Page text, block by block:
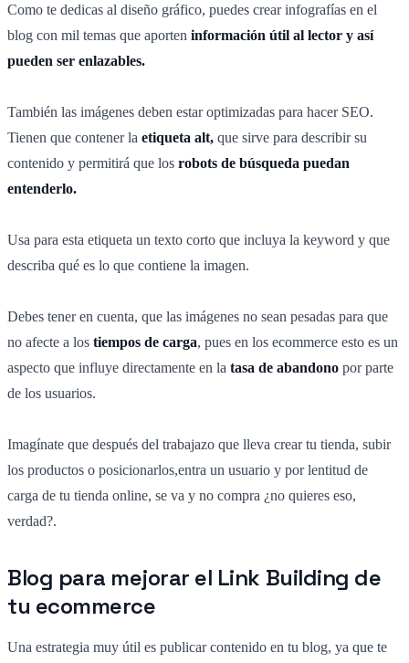
Como te dedicas al diseño gráfico, puedes crear infografías en el
blog con mil temas que aporten información útil al lector y así
pueden ser enlazables.
También las imágenes deben estar optimizadas para hacer SEO.
Tienen que contener la etiqueta alt, que sirve para describir su
contenido y permitirá que los robots de búsqueda puedan
entenderlo.
Usa para esta etiqueta un texto corto que incluya la keyword y que
describa qué es lo que contiene la imagen.
Debes tener en cuenta, que las imágenes no sean pesadas para que
no afecte a los tiempos de carga, pues en los ecommerce esto es un
aspecto que influye directamente en la tasa de abandono por parte
de los usuarios.
Imagínate que después del trabajazo que lleva crear tu tienda, subir
los productos o posicionarlos,entra un usuario y por lentitud de
carga de tu tienda online, se va y no compra ¿no quieres eso,
verdad?.
Blog para mejorar el Link Building de
tu ecommerce
Una estrategia muy útil es publicar contenido en tu blog, ya que te